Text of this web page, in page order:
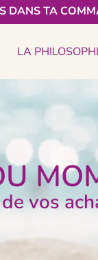
DANS TA
LA
vos